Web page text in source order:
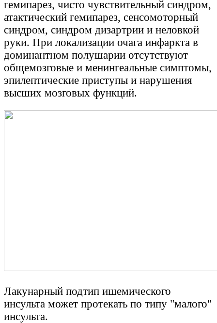
гемипарез, чисто чувствительный синдром,
атактический гемипарез, сенсомоторный
синдром, синдром дизартрии и неловкой
руки. При локализации очага инфаркта в
доминантном полушарии отсутствуют
общемозговые и менингеальные симптомы,
эпилептические приступы и нарушения
высших мозговых функций.
Лакунарный подтип ишемического
инсульта может протекать по типу "малого"
инсульта.